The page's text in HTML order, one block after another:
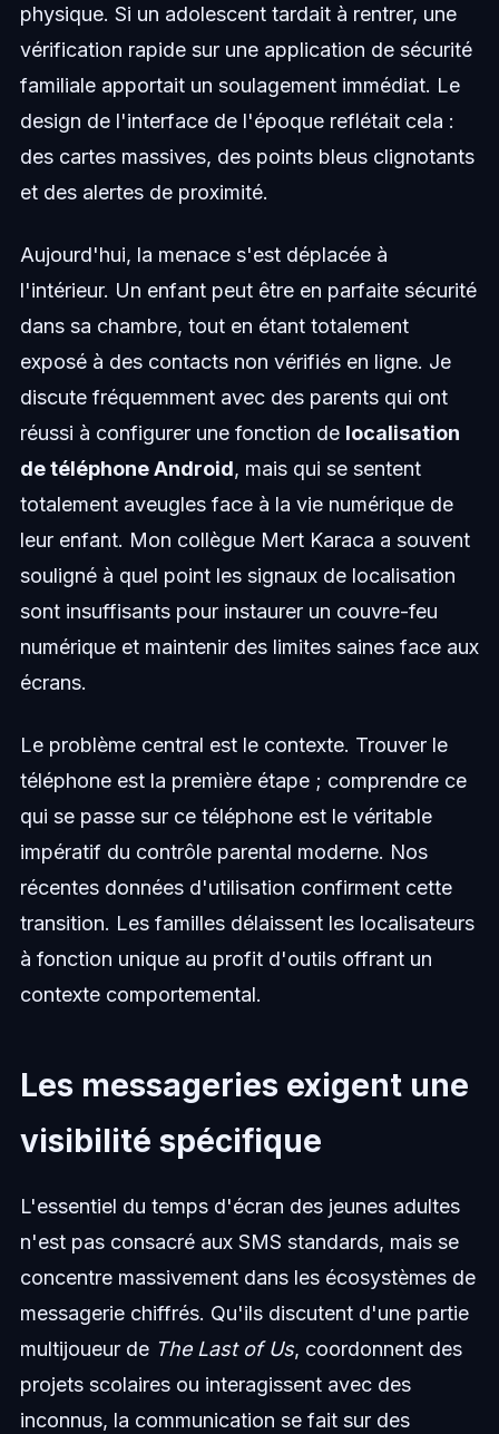
physique. Si un adolescent tardait à rentrer, une
vérification rapide sur une application de sécurité
familiale apportait un soulagement immédiat. Le
design de l'interface de l'époque reflétait cela :
des cartes massives, des points bleus clignotants
et des alertes de proximité.
Aujourd'hui, la menace s'est déplacée à
l'intérieur. Un enfant peut être en parfaite sécurité
dans sa chambre, tout en étant totalement
exposé à des contacts non vérifiés en ligne. Je
discute fréquemment avec des parents qui ont
réussi à configurer une fonction de localisation
de téléphone Android, mais qui se sentent
totalement aveugles face à la vie numérique de
leur enfant. Mon collègue Mert Karaca a souvent
souligné à quel point les signaux de localisation
sont insuffisants pour instaurer un couvre-feu
numérique et maintenir des limites saines face aux
écrans.
Le problème central est le contexte. Trouver le
téléphone est la première étape ; comprendre ce
qui se passe sur ce téléphone est le véritable
impératif du contrôle parental moderne. Nos
récentes données d'utilisation confirment cette
transition. Les familles délaissent les localisateurs
à fonction unique au profit d'outils offrant un
contexte comportemental.
Les messageries exigent une
visibilité spécifique
L'essentiel du temps d'écran des jeunes adultes
n'est pas consacré aux SMS standards, mais se
concentre massivement dans les écosystèmes de
messagerie chiffrés. Qu'ils discutent d'une partie
multijoueur de The Last of Us, coordonnent des
projets scolaires ou interagissent avec des
inconnus, la communication se fait sur des